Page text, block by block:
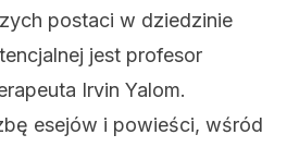
postaci w dziedzinie
jest profesor
Irvin Yalom.
esejów i powieści, wśród